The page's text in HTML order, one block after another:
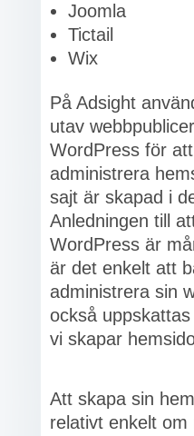
Joomla
Tictail
Wix
På Adsight
utav
WordPress för
administrera
sajt är skapad i
Anledningen till
WordPress är
är det enkelt att
administrera sin
också
vi skapar
Att skapa sin
relativt enkelt